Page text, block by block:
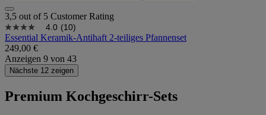
3,5 out of 5 Customer Rating
4.0 (10)
Essential Keramik-Antihaft 2-teiliges Pfannenset
249,00 €
Anzeigen 9 von 43
Nächste 12 zeigen
Premium Kochgeschirr-Sets